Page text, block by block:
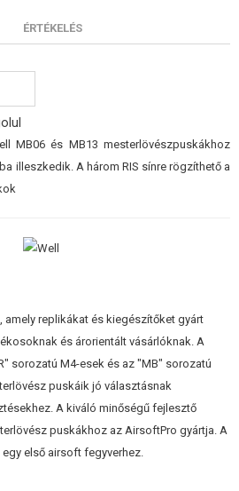
KÉPZÉS, KÉSEK
ÉRTÉKELÉS
MB06 és MB13 mesterlövészpuskákhoz
illeszkedik. A három RIS sínre rögzíthető a
amely replikákat és kiegészítőket gyárt
és árorientált vásárlóknak. A
sorozatú M4-esek és az "MB" sorozatú
puskáik jó választásnak
A kiváló minőségű fejlesztő
puskákhoz az AirsoftPro gyártja. A
első airsoft fegyverhez.